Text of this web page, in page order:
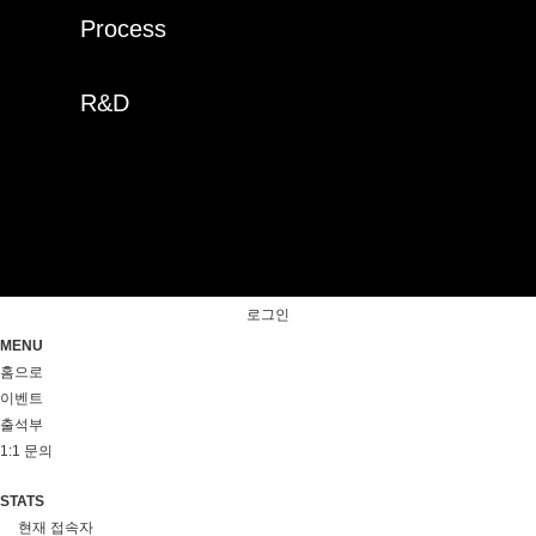
Process
R&D
로그인
MENU
홈으로
이벤트
출석부
1:1 문의
STATS
현재 접속자